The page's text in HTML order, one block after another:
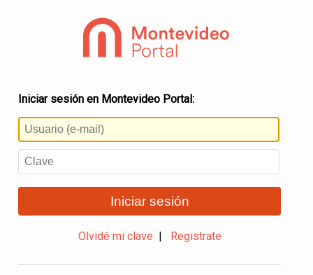
Iniciar sesión en Montevideo Portal:
Iniciar sesión
Olvidé mi clave Registrate